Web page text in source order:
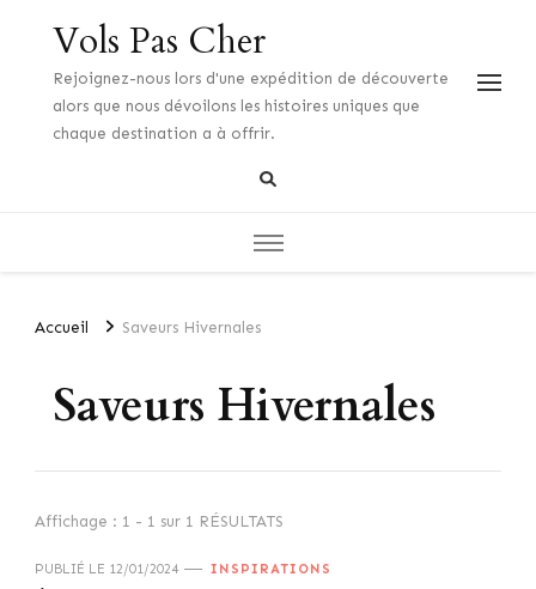
Vols Pas Cher
Rejoignez-nous lors d'une expédition de découverte
alors que nous dévoilons les histoires uniques que
chaque destination a à offrir.
Accueil Saveurs Hivernales
Saveurs Hivernales
Affichage : 1 - 1 sur 1 RÉSULTATS
PUBLIÉ LE 12/01/2024 INSPIRATIONS